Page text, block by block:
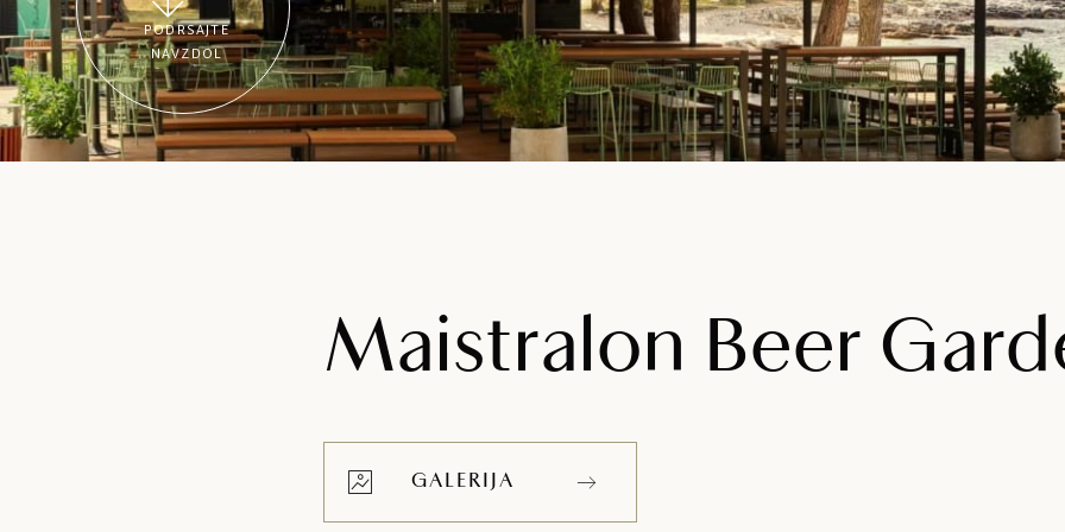
PODRSAJTE
NAVZDOL
Maistralon Beer
GALERIJA